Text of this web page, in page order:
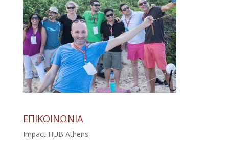
ΕΠΙΚΟΙΝΩΝΙΑ
Impact HUB Athens